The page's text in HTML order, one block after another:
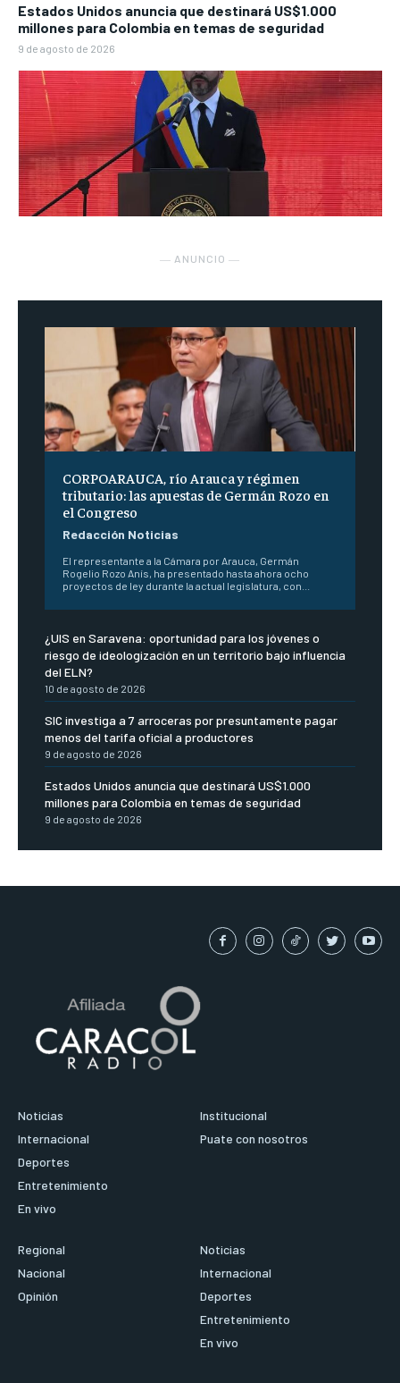
Estados Unidos anuncia que destinará US$1.000
millones para Colombia en temas de seguridad
9 de agosto de 2026
― ANUNCIO ―
CORPOARAUCA, río Arauca y régimen
tributario: las apuestas de Germán Rozo en
el Congreso
Redacción Noticias
El representante a la Cámara por Arauca, Germán
Rogelio Rozo Anís, ha presentado hasta ahora ocho
proyectos de ley durante la actual legislatura, con...
¿UIS en Saravena: oportunidad para los jóvenes o
riesgo de ideologización en un territorio bajo influencia
del ELN?
10 de agosto de 2026
SIC investiga a 7 arroceras por presuntamente pagar
menos del tarifa oficial a productores
9 de agosto de 2026
Estados Unidos anuncia que destinará US$1.000
millones para Colombia en temas de seguridad
9 de agosto de 2026
Noticias
Internacional
Deportes
Entretenimiento
En vivo
Institucional
Puate con nosotros
Regional
Nacional
Opinión
Noticias
Internacional
Deportes
Entretenimiento
En vivo